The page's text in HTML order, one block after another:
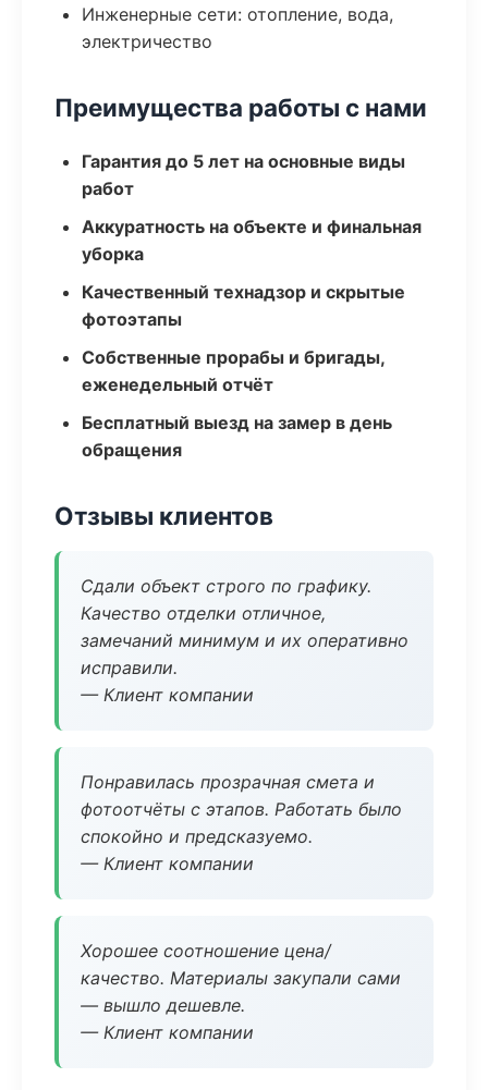
Инженерные сети: отопление, вода,
электричество
Преимущества работы с нами
Гарантия до 5 лет на основные виды
работ
Аккуратность на объекте и финальная
уборка
Качественный технадзор и скрытые
фотоэтапы
Собственные прорабы и бригады,
еженедельный отчёт
Бесплатный выезд на замер в день
обращения
Отзывы клиентов
Сдали объект строго по графику.
Качество отделки отличное,
замечаний минимум и их оперативно
исправили.
— Клиент компании
Понравилась прозрачная смета и
фотоотчёты с этапов. Работать было
спокойно и предсказуемо.
— Клиент компании
Хорошее соотношение цена/
качество. Материалы закупали сами
— вышло дешевле.
— Клиент компании